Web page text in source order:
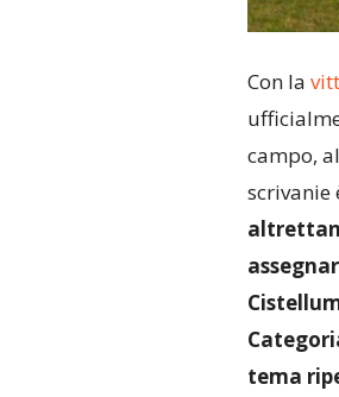
Con la
campo,
scrivanie
tema